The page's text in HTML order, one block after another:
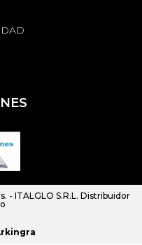
- ITALGLO S.R.L. Distribuidor